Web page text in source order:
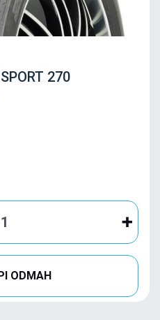
270
ODMAH